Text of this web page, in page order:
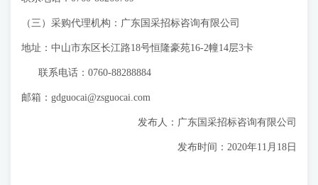
（三）采购代理机构：广东国采招标咨询有限公司
地址：中山市东区长江路18号恒隆豪苑16-2幢14层3卡
联系电话：0760-88288884
邮箱： gdguocai@zsguocai.com
发布人：广东国采招标咨询有限公司
发布时间：2020年11月18日